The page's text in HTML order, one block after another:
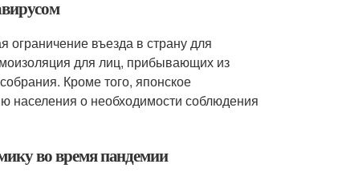
въезда в страну для
для лиц, прибывающих из
Кроме того, японское
о необходимости соблюдения
во время пандемии